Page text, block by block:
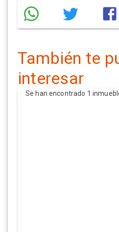
También te
interesar
Se han encontrado 1